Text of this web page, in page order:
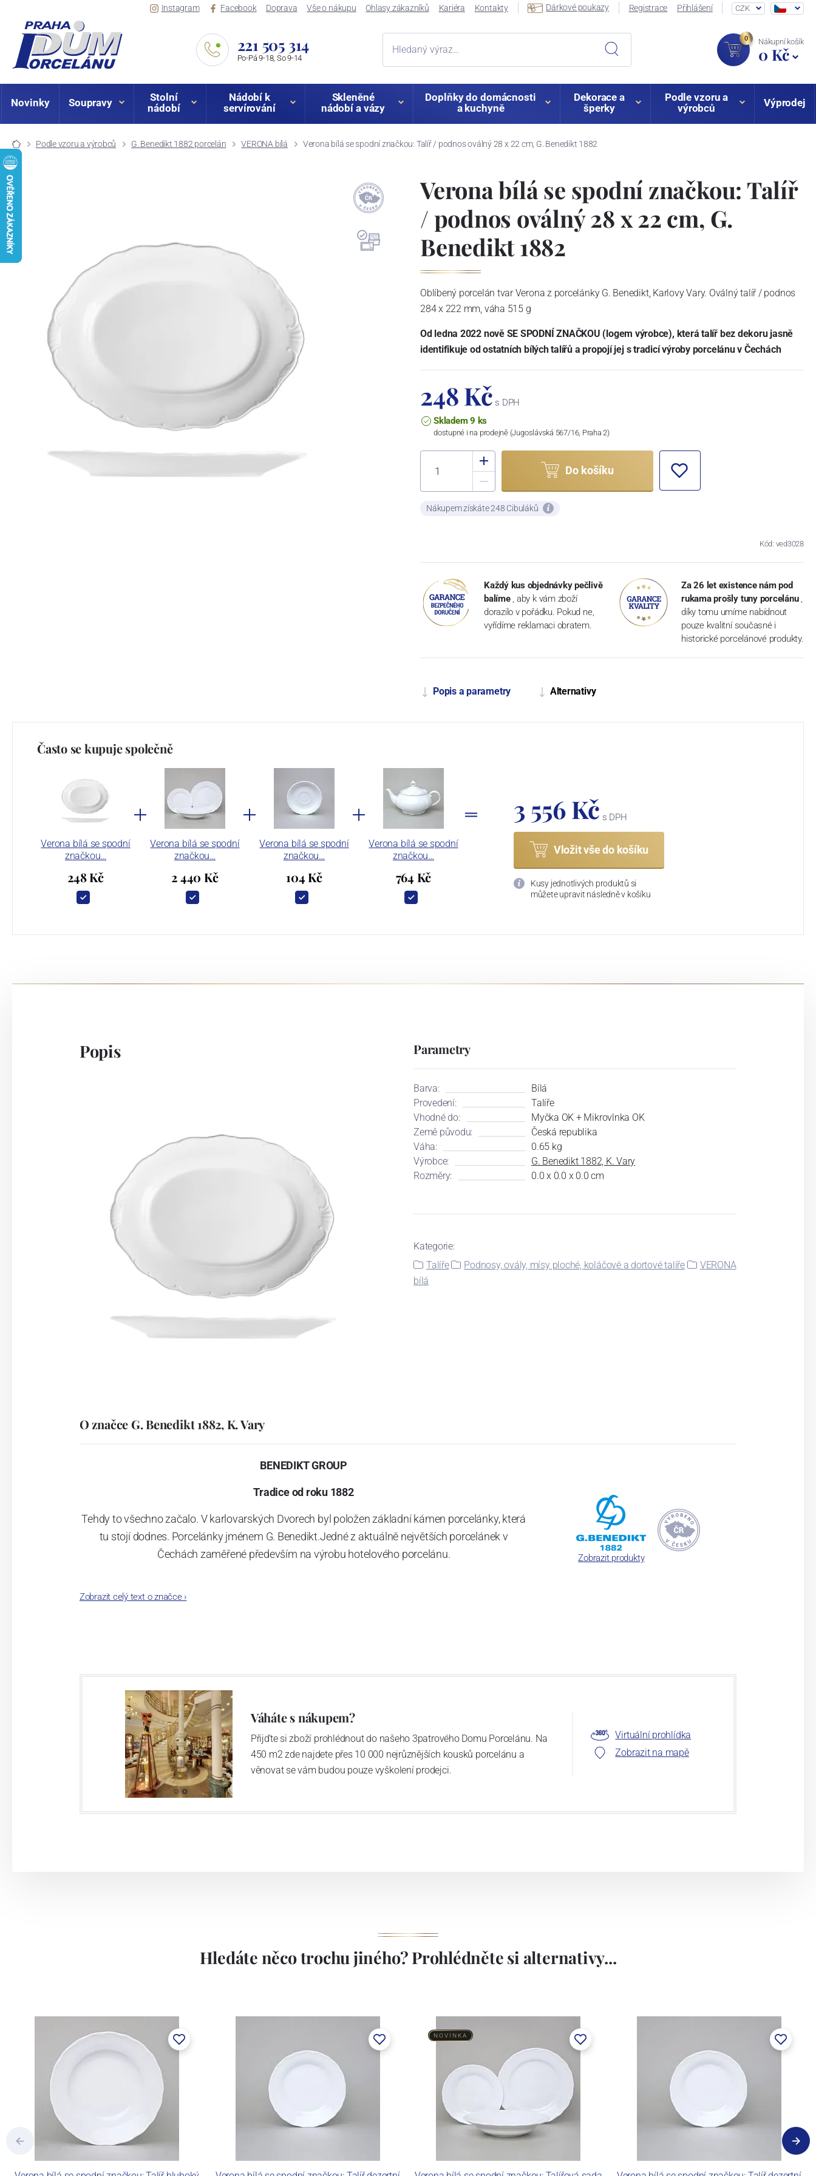
Instagram Facebook Doprava Vše o nákupu Ohlasy zákazníků Kariéra Kontakty Dárkové poukazy Registrace Přihlášení CZK
221 505 314
Po-Pá 9-18, So 9-14
0 Nákupní košík
0 Kč
Novinky Soupravy
Stolní
nádobí
Nádobí k
servírování
Skleněné
nádobí a vázy
Doplňky do domácnosti
a kuchyně
Dekorace a
šperky
Podle vzoru a
výrobců
Výprodej
Podle vzoru a výrobců G. Benedikt 1882 porcelán VERONA bílá Verona bílá se spodní značkou: Talíř / podnos oválný 28 x 22 cm, G. Benedikt 1882
Verona bílá se spodní značkou: Talíř
/ podnos oválný 28 x 22 cm, G.
Benedikt 1882
Oblíbený porcelán tvar Verona z porcelánky G. Benedikt, Karlovy Vary. Oválný talíř / podnos
284 x 222 mm, váha 515 g
Od ledna 2022 nově SE SPODNÍ ZNAČKOU (logem výrobce), která talíř bez dekoru jasně
identifikuje od ostatních bílých talířů a propojí jej s tradicí výroby porcelánu v Čechách
248 Kč s DPH
Skladem 9 ks
dostupné i na prodejně (Jugoslávská 567/16, Praha 2)
Do košíku
Nákupem získáte 248 Cibuláků
Kód: ved3028
Každý kus objednávky pečlivě
balíme , aby k vám zboží
dorazilo v pořádku. Pokud ne,
vyřídíme reklamaci obratem.
Za 26 let existence nám pod
rukama prošly tuny porcelánu ,
díky tomu umíme nabídnout
pouze kvalitní současné i
historické porcelánové produkty.
Popis a parametry Alternativy
Často se kupuje společně
Verona bílá se spodní
značkou…
248 Kč
Verona bílá se spodní
značkou…
2 440 Kč
Verona bílá se spodní
značkou…
104 Kč
Verona bílá se spodní
značkou…
764 Kč
3 556 Kč s DPH
Vložit vše do košíku
Kusy jednotlivých produktů si
můžete upravit následně v košíku
Popis Parametry
Barva:
Bílá
Provedení:
Talíře
Vhodné do:
Myčka OK + Mikrovlnka OK
Země původu:
Česká republika
Váha:
0.65 kg
Výrobce:
G. Benedikt 1882, K. Vary
Rozměry:
0.0 x 0.0 x 0.0 cm
Kategorie:
Talíře
Podnosy, ovály, mísy ploché, koláčové a dortové talíře
VERONA
bílá
O značce G. Benedikt 1882, K. Vary
BENEDIKT GROUP
Tradice od roku 1882
Tehdy to všechno začalo. V karlovarských Dvorech byl položen základní kámen porcelánky, která
tu stojí dodnes. Porcelánky jménem G. Benedikt.Jedné z aktuálně největších porcelánek v
Čechách zaměřené především na výrobu hotelového porcelánu.
Zobrazit celý text o značce›
Zobrazit produkty
Váháte s nákupem?
Přijďte si zboží prohlédnout do našeho 3patrového Domu Porcelánu. Na
450 m2 zde najdete přes 10 000 nejrůznějších kousků porcelánu a
věnovat se vám budou pouze vyškolení prodejci.
Virtuální prohlídka
Zobrazit na mapě
Hledáte něco trochu jiného? Prohlédněte si alternativy...
NOVINKA